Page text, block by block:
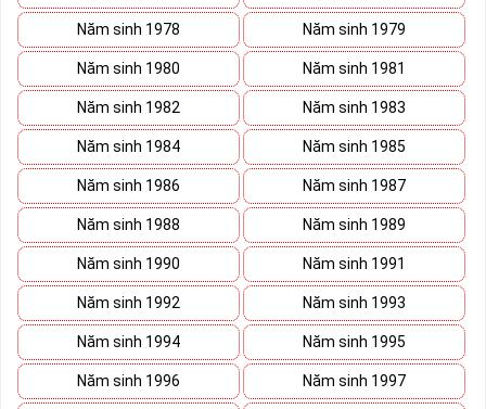
Năm sinh 1978 Năm sinh 1979
Năm sinh 1980 Năm sinh 1981
Năm sinh 1982 Năm sinh 1983
Năm sinh 1984 Năm sinh 1985
Năm sinh 1986 Năm sinh 1987
Năm sinh 1988 Năm sinh 1989
Năm sinh 1990 Năm sinh 1991
Năm sinh 1992 Năm sinh 1993
Năm sinh 1994 Năm sinh 1995
Năm sinh 1996 Năm sinh 1997